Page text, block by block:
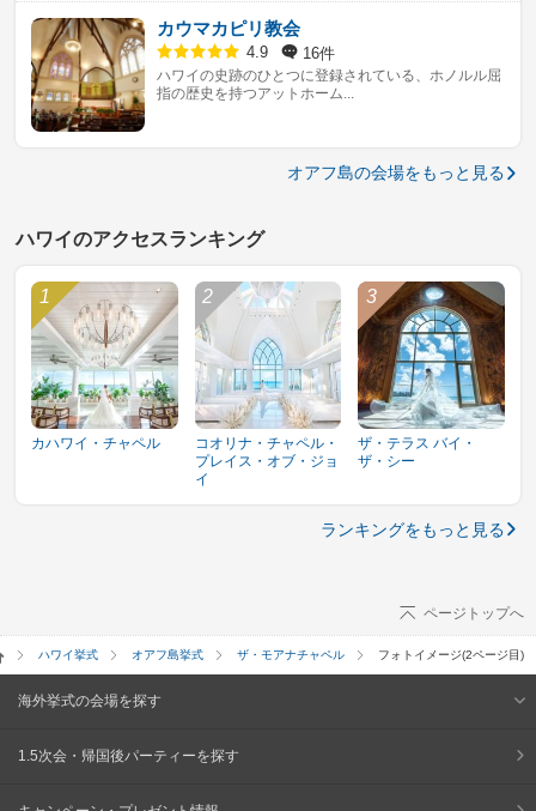
カウマカピリ教会
4.9 16件
ハワイの史跡のひとつに登録されている、ホノルル屈
指の歴史を持つアットホーム...
オアフ島の会場をもっと見る
ハワイのアクセスランキング
カハワイ・チャペル
コオリナ・チャペル・
プレイス・オブ・ジョ
イ
ザ・テラス バイ・
ザ・シー
ランキングをもっと見る
ページトップへ
ハワイ挙式 オアフ島挙式 ザ・モアナチャペル フォトイメージ(2ページ目)
海外挙式の会場を探す
1.5次会・帰国後パーティーを探す